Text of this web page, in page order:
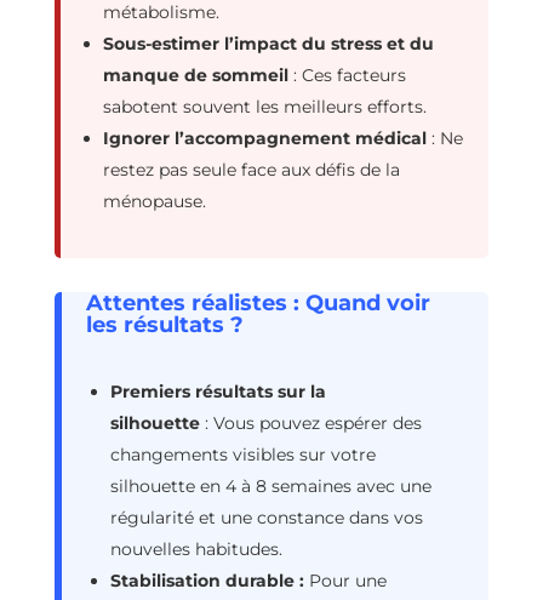
métabolisme.
Sous-estimer l’impact du stress et du
manque de sommeil: Ces facteurs
sabotent souvent les meilleurs efforts.
Ignorer l’accompagnement médical: Ne
restez pas seule face aux défis de la
ménopause.
Attentes réalistes : Quand voir
les résultats ?
Premiers résultats sur la
silhouette : Vous pouvez espérer des
changements visibles sur votre
silhouette en 4 à 8 semaines avec une
régularité et une constance dans vos
nouvelles habitudes.
Stabilisation durable : Pour une